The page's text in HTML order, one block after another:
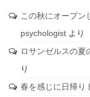
この秋にオープン
psychologist より
ロサンゼルスの
り
春を感じに日帰り